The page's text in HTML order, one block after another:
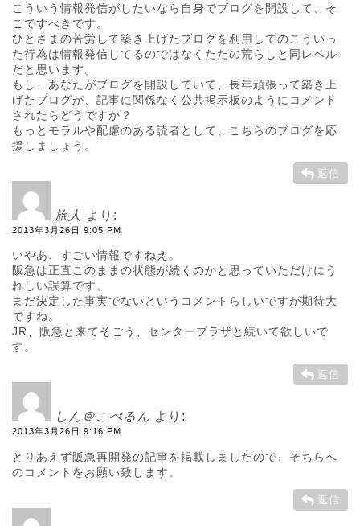
こういう情報発信がしたいなら自身でブログを開設して、そ
こですべきです。
ひとさまの苦労して築き上げたブログを利用してのこういっ
た行為は情報発信してるのではなくただの荒らしと同レベル
だと思います。
もし、あなたがブログを開設していて、長年頑張って築き上
げたブログが、記事に関係なく公共掲示板のようにコメント
されたらどうですか？
もっとモラルや配慮のある読者として、こちらのブログを応
援しましょう。
返信
旅人 より:
2013年3月26日 9:05 PM
いやあ、すごい情報ですねえ。
阪急は正直このままの状態が続くのかと思っていただけにう
れしい誤算です。
まだ決定した事実でないというコメントらしいですが期待大
ですね。
JR、阪急と来てそごう、センタープラザと続いて欲しいで
す。
返信
しん＠こべるん より:
2013年3月26日 9:16 PM
とりあえず阪急再開発の記事を掲載しましたので、そちらへ
のコメントをお願い致します。
返信